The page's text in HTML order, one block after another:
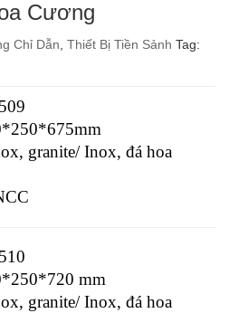
Cương
Chỉ Dẫn Thiết Bị Tiền Sảnh Tag:
granite/ Inox, đá hoa
mm
granite/ Inox, đá hoa